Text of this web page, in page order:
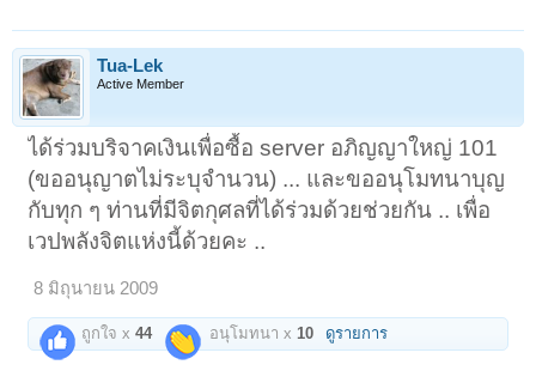
Tua-Lek
Active Member
ได้ร่วมบริจาคเงินเพื่อซื้อ server อภิญญาใหญ่ 101
(ขออนุญาตไม่ระบุจำนวน) ... และขออนุโมทนาบุญ
กับทุก ๆ ท่านที่มีจิตกุศลที่ได้ร่วมด้วยช่วยกัน .. เพื่อ
เวปพลังจิตแห่งนี้ด้วยคะ ..
8 มิถุนายน 2009
ถูกใจ x44 อนุโมทนา x 10 ดูรายการ